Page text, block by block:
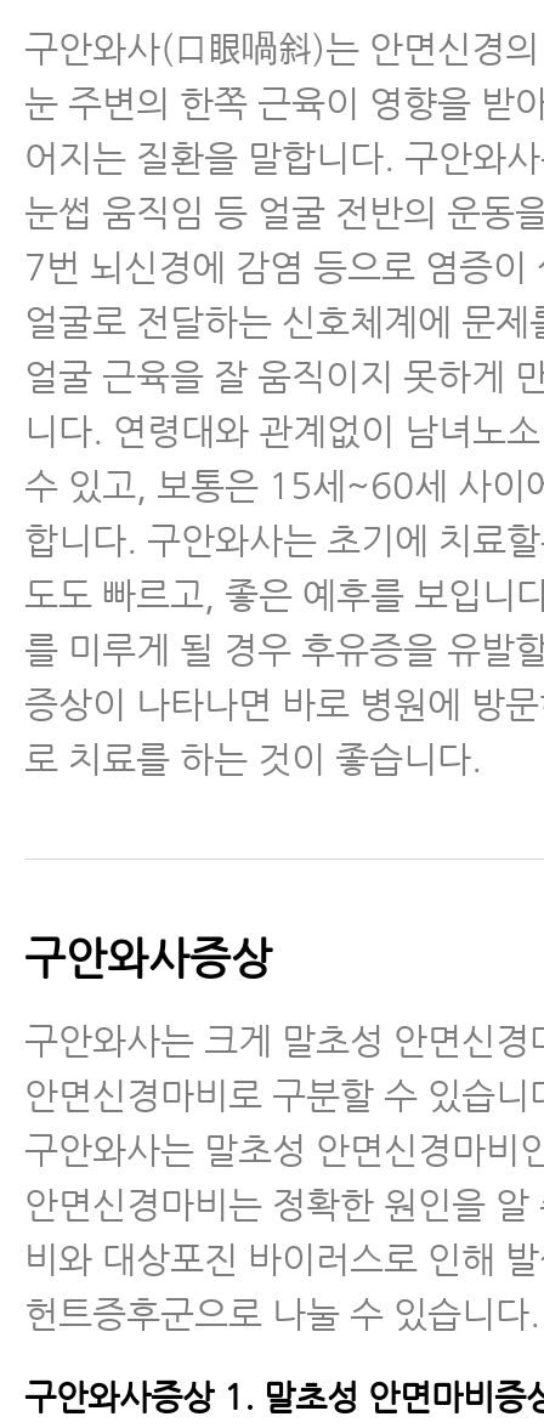
구안와사(口眼喎斜)는 안면신경
눈 주변의 한쪽 근육이 영향을 받
어지는 질환을 말합니다. 구안와
눈썹 움직임 등 얼굴 전반의 운동
7번 뇌신경에 감염 등으로 염증이
얼굴로 전달하는 신호체계에 문제
얼굴 근육을 잘 움직이지 못하게
니다. 연령대와 관계없이 남녀노
수 있고, 보통은 15세~60세 사이
합니다. 구안와사는 초기에 치료
도도 빠르고, 좋은 예후를 보입니
를 미루게 될 경우 후유증을 유발
증상이 나타나면 바로 병원에 방
로 치료를 하는 것이 좋습니다.
구안와사증상
구안와사는 크게 말초성 안면신경
안면신경마비로 구분할 수 있습니
구안와사는 말초성 안면신경마비
안면신경마비는 정확한 원인을 알
비와 대상포진 바이러스로 인해
헌트증후군으로 나눌 수 있습니다.
구안와사증상 1. 말초성 안면마비증